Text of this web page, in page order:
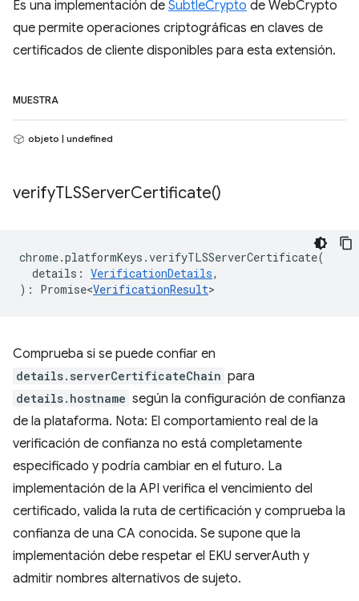
Es una implementación de SubtleCrypto de WebCrypto
que permite operaciones criptográficas en claves de
certificados de cliente disponibles para esta extensión.
MUESTRA
objeto | undefined
verifyTLSServerCertificate()
chrome.platformKeys .verifyTLSServerCertificate(
details : VerificationDetails,
) : Promise<VerificationResult>
Comprueba si se puede confiar en
details.serverCertificateChain para
details.hostname según la configuración de confianza
de la plataforma. Nota: El comportamiento real de la
verificación de confianza no está completamente
especificado y podría cambiar en el futuro. La
implementación de la API verifica el vencimiento del
certificado, valida la ruta de certificación y comprueba la
confianza de una CA conocida. Se supone que la
implementación debe respetar el EKU serverAuth y
admitir nombres alternativos de sujeto.